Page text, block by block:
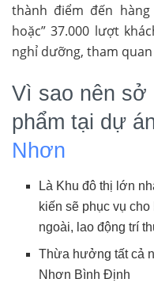
thành điểm đến
hoặc” 37.000 lượt
nghỉ dưỡng, tham
Vì sao nên sở
phẩm tại dự
Nhơn
Là Khu đô thị lớn
kiến sẽ phục vụ
ngoài, lao động trí
Thừa hưởng tất cả
Nhơn Bình Định